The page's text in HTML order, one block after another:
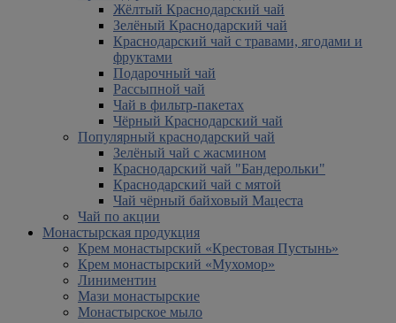
Жёлтый Краснодарский чай
Зелёный Краснодарский чай
Краснодарский чай с травами, ягодами и
фруктами
Подарочный чай
Рассыпной чай
Чай в фильтр-пакетах
Чёрный Краснодарский чай
Популярный краснодарский чай
Зелёный чай с жасмином
Краснодарский чай "Бандерольки"
Краснодарский чай с мятой
Чай чёрный байховый Мацеста
Чай по акции
Монастырская продукция
Крем монастырский «Крестовая Пустынь»
Крем монастырский «Мухомор»
Линиментин
Мази монастырские
Монастырское мыло